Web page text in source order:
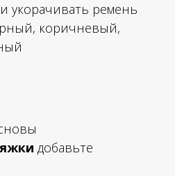
укорачивать ремень
коричневый,
добавьте